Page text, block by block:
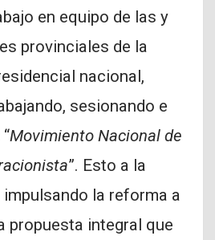
en equipo de las y
provinciales de la
nacional,
sesionando e
Movimiento Nacional de
”. Esto a la
la reforma a
propuesta integral que